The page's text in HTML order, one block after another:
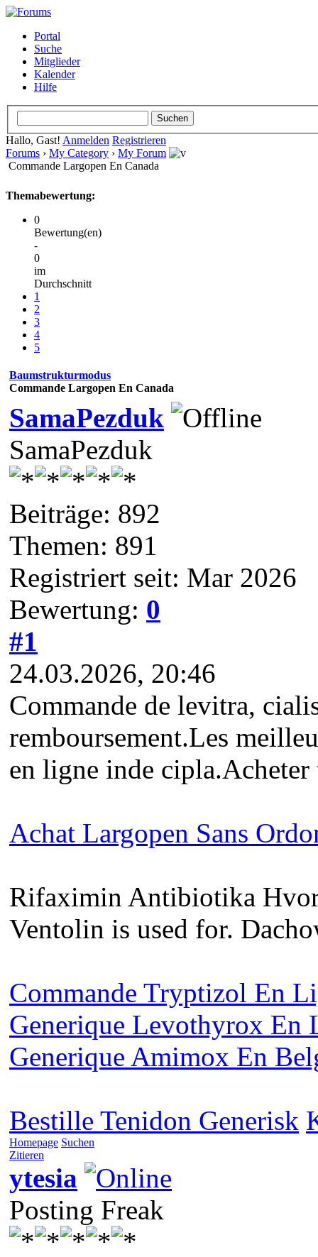
Portal
Suche
Mitglieder
Kalender
Hilfe
Hallo, Gast! Anmelden Registrieren
Forums › My Category › My Forum
Commande Largopen En Canada
Themabewertung:
0
Bewertung(en)
-
0
im
Durchschnitt
1
2
3
4
5
Baumstrukturmodus
Commande Largopen En Canada
SamaPezduk
SamaPezduk
Beiträge: 892
Themen: 891
Registriert seit: Mar 2026
Bewertung: 0
#1
24.03.2026, 20:46
Commande de levitra,
remboursement.Les
en ligne inde
Achat Largopen Sans
Rifaximin Antibiotika Hvor
Ventolin is used for.
Commande Tryptizol En
Generique Levothyrox En
Generique Amimox En
Bestille Tenidon Generisk
Homepage Suchen
Zitieren
ytesia
Posting Freak